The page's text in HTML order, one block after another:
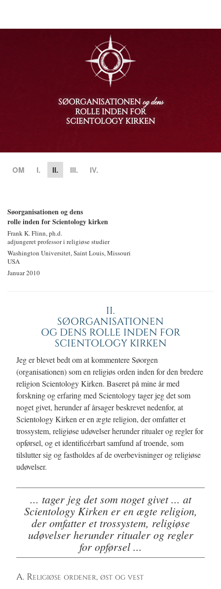
SØORGANISATIONENog dens
ROLLE INDEN FOR
SCIENTOLOGY KIRKEN
OM I. II. III. IV.
Søorganisationen og dens
rolle inden for Scientology kirken
Frank K. Flinn, ph.d.
adjungeret professor i religiøse studier
Washington Universitet, Saint Louis, Missouri
USA
Januar 2010
II.
SØORGANISATIONEN
OG DENS ROLLE INDEN FOR
SCIENTOLOGY KIRKEN
Jeg er blevet bedt om at kommentere Søorgen
(organisationen) som en religiøs orden inden for den bredere
religion Scientology Kirken. Baseret på mine år med
forskning og erfaring med Scientology tager jeg det som
noget givet, herunder af årsager beskrevet nedenfor, at
Scientology Kirken er en ægte religion, der omfatter et
trossystem, religiøse udøvelser herunder ritualer og regler for
opførsel, og et identificérbart samfund af troende, som
tilslutter sig og fastholdes af de overbevisninger og religiøse
udøvelser.
... tager jeg det som noget givet ... at
Scientology Kirken er en ægte religion,
der omfatter et trossystem, religiøse
udøvelser herunder ritualer og regler
for opførsel ...
A. Religiøse ordener, øst og vest